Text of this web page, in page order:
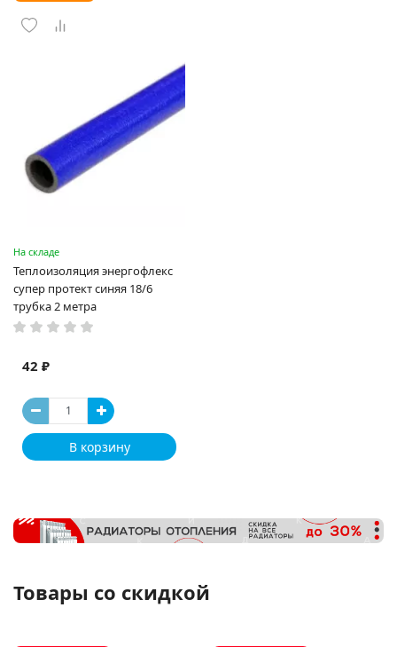
На складе
Теплоизоляция энергофлекс
супер протект синяя 18/6
трубка 2 метра
42 ₽
В корзину
Товары со скидкой